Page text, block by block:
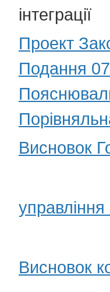
інтеграції
Проект
Подання
Висновок
Висновок